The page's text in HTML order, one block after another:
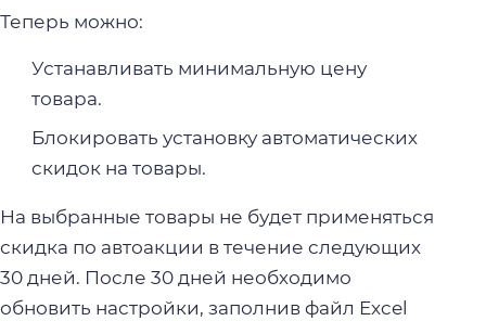
Теперь можно:
Устанавливать минимальную цену
товара.
Блокировать установку автоматических
скидок на товары.
На выбранные товары не будет применяться
скидка по автоакции в течение следующих
30 дней. После 30 дней необходимо
обновить настройки, заполнив файл Excel